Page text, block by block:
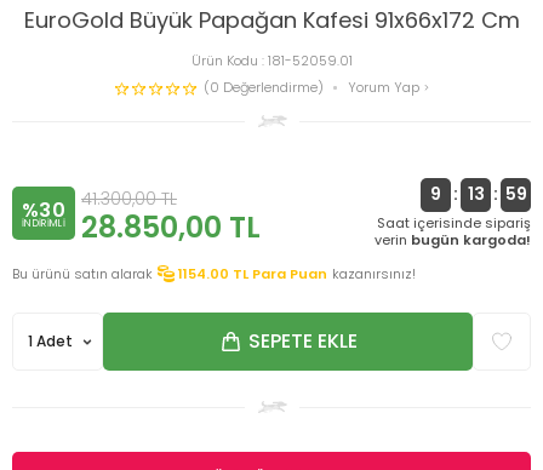
EuroGold Büyük Papağan Kafesi 91x66x172 Cm
Ürün Kodu :181-52059.01
(0 Değerlendirme)
Yorum Yap
%30
INDIRIMLI
41.300,00TL
28.850,00 TL
9 : 13 : 59
Saat içerisinde sipariş
verin bugün kargoda!
Bu ürünü satın alarak
1154.00 TL Para Puan kazanırsınız!
SEPETE EKLE